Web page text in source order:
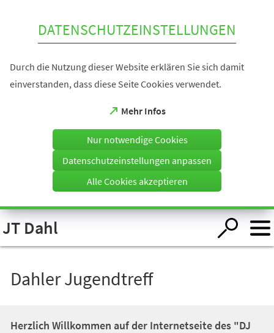
Visuelle
Assistenzsoftware
öffnen.
DATENSCHUTZEINSTELLUNGEN
Durch die Nutzung dieser Website erklären Sie sich damit
einverstanden, dass diese Seite Cookies verwendet.
Mehr Infos
(Öffnet
einem
Tab)
Nur notwendige Cookies
Datenschutzeinstellungen anpassen
Alle Cookies akzeptieren
JT Dahl
Dahler Jugendtreff
Herzlich Willkommen auf der Internetseite des "DJ